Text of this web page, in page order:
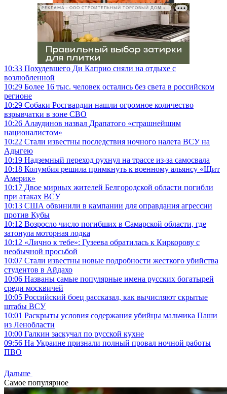
РЕКЛАМА • ООО СТРОИТЕЛЬНЫЙ ТОРГОВЫЙ ДОМ «ПЕТРОВИЧ», ИНН 7802348846
10:33 Похудевшего Ди Каприо сняли на отдыхе с
возлюбленной
10:29 Более 16 тыс. человек остались без света в российском
регионе
10:29 Собаки Росгвардии нашли огромное количество
взрывчатки в зоне СВО
10:26 Алаудинов назвал Драпатого «страшнейшим
националистом»
10:22 Стали известны последствия ночного налета ВСУ на
Адыгею
10:19 Надземный переход рухнул на трассе из-за самосвала
10:18 Колумбия решила примкнуть к военному альянсу «Щит
Америк»
10:17 Двое мирных жителей Белгородской области погибли
при атаках ВСУ
10:13 США обвинили в кампании для оправдания агрессии
против Кубы
10:12 Возросло число погибших в Самарской области, где
затонула моторная лодка
10:12 «Лично к тебе»: Гузеева обратилась к Киркорову с
необычной просьбой
10:07 Стали известны новые подробности жесткого убийства
студентов в Айдахо
10:06 Названы самые популярные имена русских богатырей
среди москвичей
10:05 Российский боец рассказал, как вычисляют скрытые
штабы ВСУ
10:01 Раскрыты условия содержания убийцы мальчика Паши
из Ленобласти
10:00 Галкин заскучал по русской кухне
09:56 На Украине признали полный провал ночной работы
ПВО
Дальше
Самое популярное